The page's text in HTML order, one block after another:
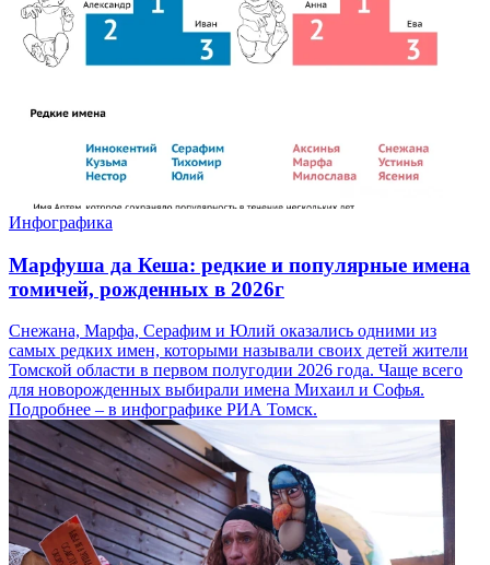
Инфографика
Марфуша да Кеша: редкие и популярные имена
томичей, рожденных в 2026г
Снежана, Марфа, Серафим и Юлий оказались одними из
самых редких имен, которыми называли своих детей жители
Томской области в первом полугодии 2026 года. Чаще всего
для новорожденных выбирали имена Михаил и Софья.
Подробнее – в инфографике РИА Томск.